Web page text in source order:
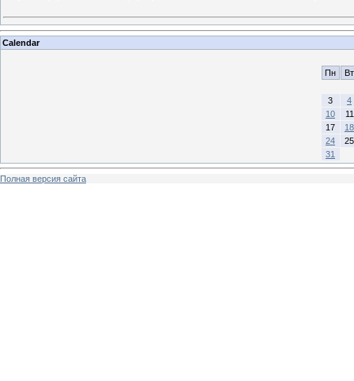
Calendar
Пн Вт
3
4
10
11
17
18
24
25
31
Полная версия сайта